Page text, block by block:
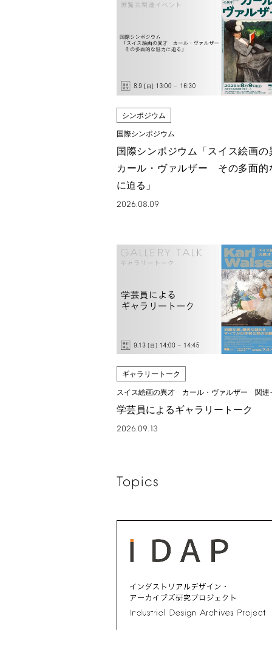
シンポジウム
国際シンポジウム
国際シンポジウム「スイス絵画
カール・ヴァルザー その多面的
に迫る」
2026.08.09
ギャラリートーク
スイス絵画の異才 カール・ヴァルザー 関連
学芸員によるギャラリートーク
2026.09.13
Topics